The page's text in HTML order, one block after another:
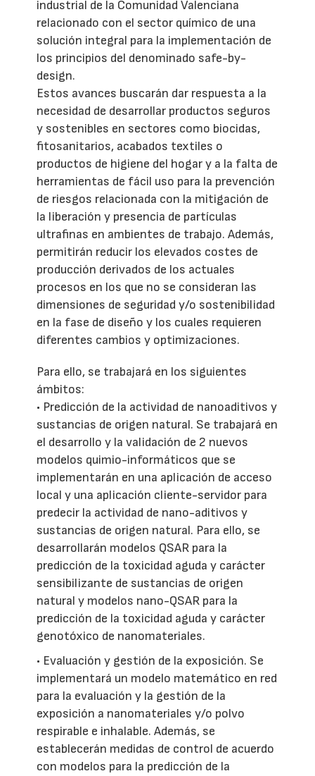
industrial de la Comunidad Valenciana
relacionado con el sector químico de una
solución integral para la implementación de
los principios del denominado safe-by-
design.
Estos avances buscarán dar respuesta a la
necesidad de desarrollar productos seguros
y sostenibles en sectores como biocidas,
fitosanitarios, acabados textiles o
productos de higiene del hogar y a la falta de
herramientas de fácil uso para la prevención
de riesgos relacionada con la mitigación de
la liberación y presencia de partículas
ultrafinas en ambientes de trabajo. Además,
permitirán reducir los elevados costes de
producción derivados de los actuales
procesos en los que no se consideran las
dimensiones de seguridad y/o sostenibilidad
en la fase de diseño y los cuales requieren
diferentes cambios y optimizaciones.
Para ello, se trabajará en los siguientes
ámbitos:
• Predicción de la actividad de nanoaditivos y
sustancias de origen natural. Se trabajará en
el desarrollo y la validación de 2 nuevos
modelos quimio-informáticos que se
implementarán en una aplicación de acceso
local y una aplicación cliente-servidor para
predecir la actividad de nano-aditivos y
sustancias de origen natural. Para ello, se
desarrollarán modelos QSAR para la
predicción de la toxicidad aguda y carácter
sensibilizante de sustancias de origen
natural y modelos nano-QSAR para la
predicción de la toxicidad aguda y carácter
genotóxico de nanomateriales.
• Evaluación y gestión de la exposición. Se
implementará un modelo matemático en red
para la evaluación y la gestión de la
exposición a nanomateriales y/o polvo
respirable e inhalable. Además, se
establecerán medidas de control de acuerdo
con modelos para la predicción de la